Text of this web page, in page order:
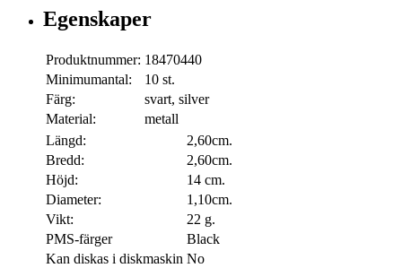
Egenskaper
Produktnummer: 18470440
Minimumantal:
10 st.
Färg:
svart, silver
Material:
metall
Längd:
2,60cm.
Bredd:
2,60cm.
Höjd:
14 cm.
Diameter:
1,10cm.
Vikt:
22 g.
PMS-färger
Black
Kan diskas i diskmaskin No